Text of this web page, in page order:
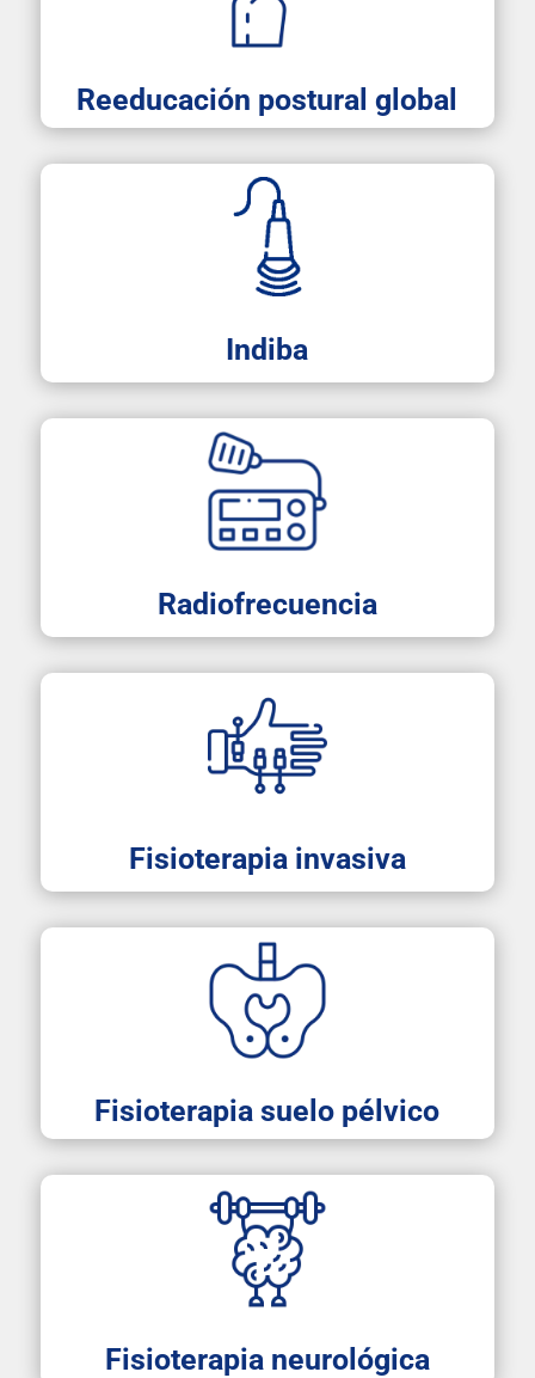
Reeducación postural global
Indiba
Radiofrecuencia
Fisioterapia invasiva
Fisioterapia suelo pélvico
Fisioterapia neurológica